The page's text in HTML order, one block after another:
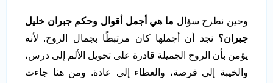
وحين نطرح سؤال ما هي أجمل أقوال وحكم جبران خليل
جبران؟ نجد أن أجملها كان مرتبطًا بجمال الروح. لأنه
يؤمن بأن الروح الجميلة قادرة على تحويل الألم إلى درس،
والخيبة إلى فرصة، والعطاء إلى عادة. ومن هنا جاءت